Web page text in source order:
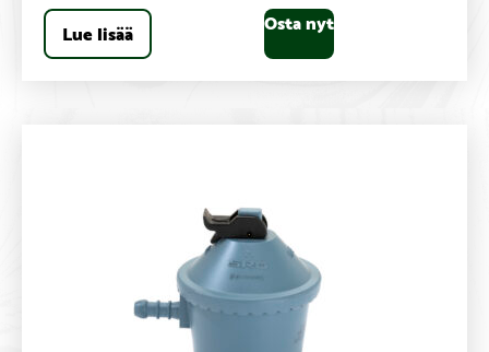
Lue lisää Osta nyt